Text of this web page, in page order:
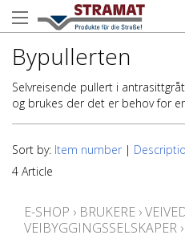
Bypullerten
Selvreisende pullert i
og brukes der det er behov for
Sort by: Item number |
4 Article
E-SHOP › BRUKERE ›
VEIBYGGINGSSELSKAPER ›